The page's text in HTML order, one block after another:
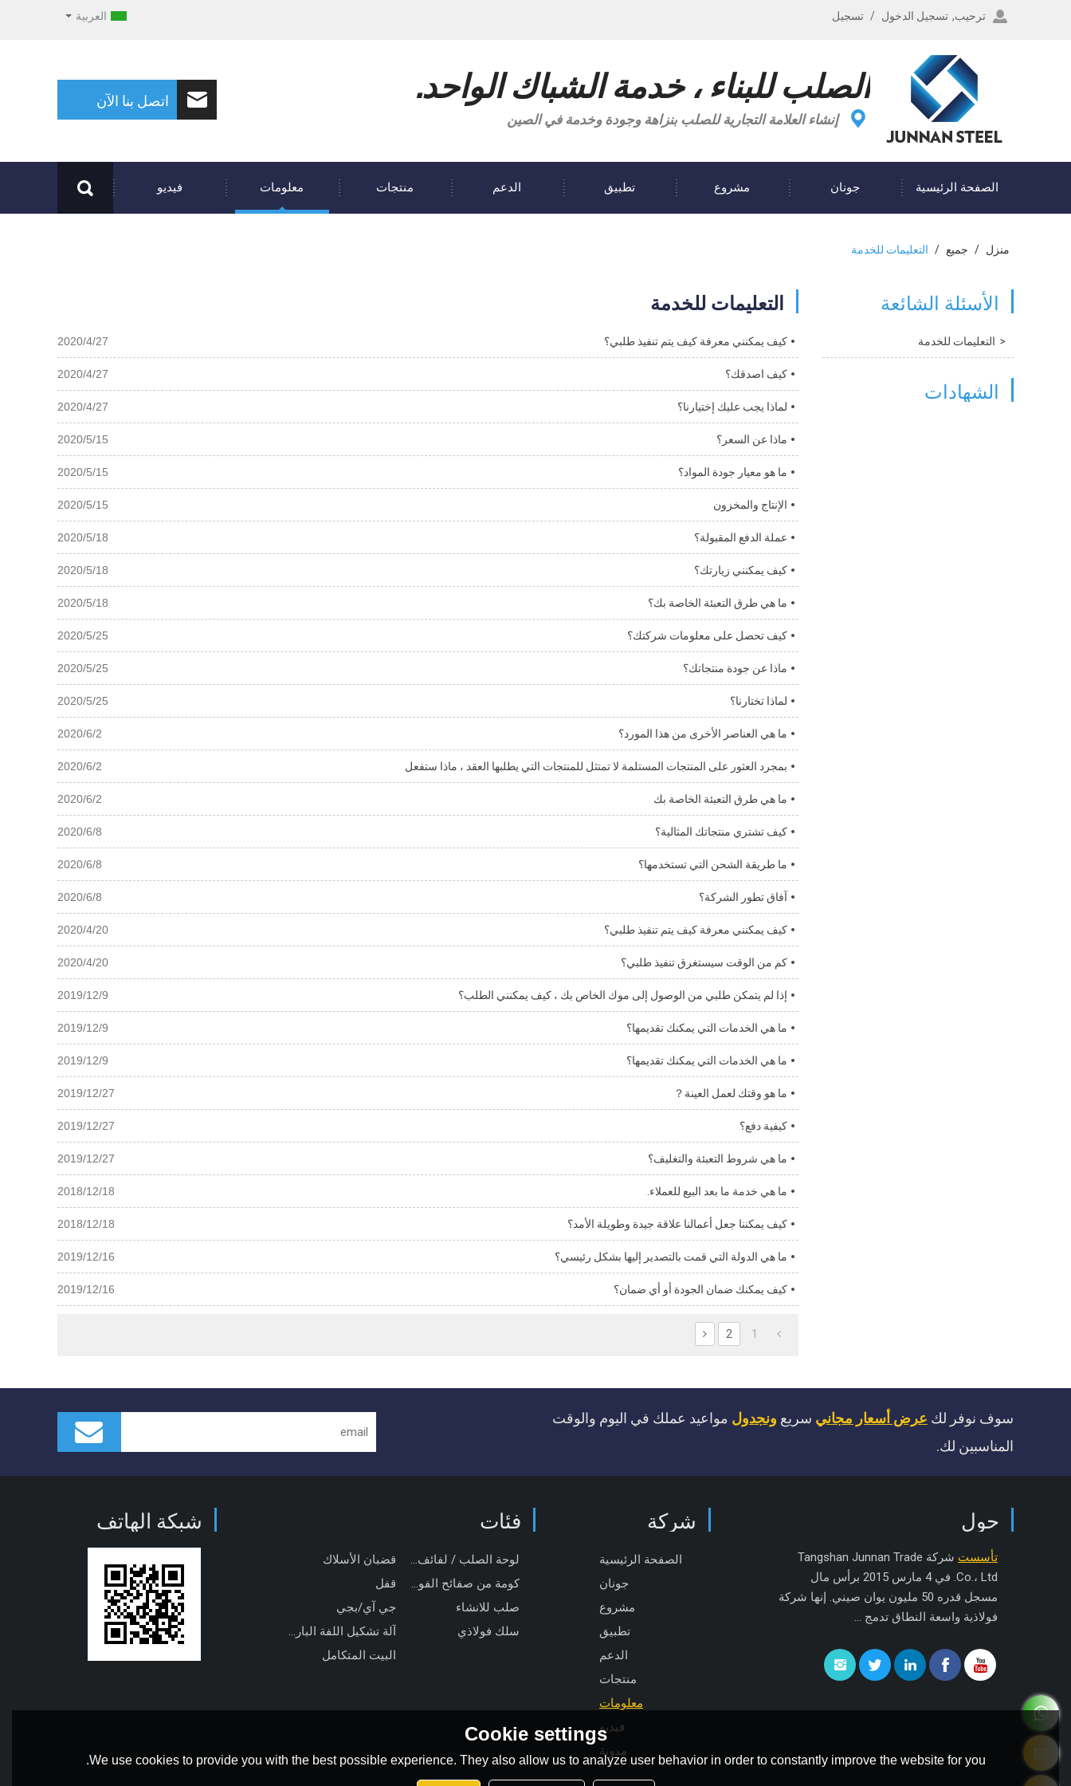
ترحيب, تسجيل الدخول / تسجيل العربية
الصلب للبناء ، خدمة الشباك الواحد.
إنشاء العلامة التجارية للصلب بنزاهة وجودة وخدمة في الصين
اتصل بنا الآن
الصفحة الرئيسية جونان مشروع تطبيق الدعم منتجات معلومات فيديو
منزل / جميع / التعليمات للخدمة
الأسئلة الشائعة
التعليمات للخدمة
الشهادات
التعليمات للخدمة
كيف يمكنني معرفة كيف يتم تنفيذ طلبي؟ 2020/4/27
كيف اصدقك؟ 2020/4/27
لماذا يجب عليك إختيارنا؟ 2020/4/27
ماذا عن السعر؟ 2020/5/15
ما هو معيار جودة المواد؟ 2020/5/15
الإنتاج والمخزون 2020/5/15
عملة الدفع المقبولة؟ 2020/5/18
كيف يمكنني زيارتك؟ 2020/5/18
ما هي طرق التعبئة الخاصة بك؟ 2020/5/18
كيف تحصل على معلومات شركتك؟ 2020/5/25
ماذا عن جودة منتجاتك؟ 2020/5/25
لماذا تختارنا؟ 2020/5/25
ما هي العناصر الأخرى من هذا المورد؟ 2020/6/2
بمجرد العثور على المنتجات المستلمة لا تمتثل للمنتجات التي يطلبها العقد ، ماذا ستفعل 2020/6/2
ما هي طرق التعبئة الخاصة بك 2020/6/2
كيف تشتري منتجاتك المثالية؟ 2020/6/8
ما طريقة الشحن التي تستخدمها؟ 2020/6/8
آفاق تطور الشركة؟ 2020/6/8
كيف يمكنني معرفة كيف يتم تنفيذ طلبي؟ 2020/4/20
كم من الوقت سيستغرق تنفيذ طلبي؟ 2020/4/20
إذا لم يتمكن طلبي من الوصول إلى موك الخاص بك ، كيف يمكنني الطلب؟ 2019/12/9
ما هي الخدمات التي يمكنك تقديمها؟ 2019/12/9
ما هي الخدمات التي يمكنك تقديمها؟ 2019/12/9
ما هو وقتك لعمل العينة？ 2019/12/27
كيفية دفع؟ 2019/12/27
ما هي شروط التعبئة والتغليف؟ 2019/12/27
ما هي خدمة ما بعد البيع للعملاء. 2018/12/18
كيف يمكننا جعل أعمالنا علاقة جيدة وطويلة الأمد؟ 2018/12/18
ما هي الدولة التي قمت بالتصدير إليها بشكل رئيسي؟ 2019/12/16
كيف يمكنك ضمان الجودة أو أي ضمان؟ 2019/12/16
1
2
سوف نوفر لك عرض أسعار مجاني سريع ونجدول مواعيد عملك في اليوم والوقت
المناسبين لك.
حول
تأسست
شركة Tangshan Junnan Trade
Co.، Ltd. في 4 مارس 2015 برأس مال
مسجل قدره 50 مليون يوان صيني. إنها شركة
فولاذية واسعة النطاق تدمج ...
شركة
الصفحة الرئيسية
جونان
مشروع
تطبيق
الدعم
منتجات
معلومات
فيديو
مدونة
فئات
قضبان الأسلاك
لوحة الصلب / لفائف / قطاع
قفل
كومة من صفائح الفولاذ
جي آي/بجي
صلب للانشاء
آلة تشكيل اللفة الباردة
سلك فولاذي
البيت المتكامل
شبكة الهاتف
Cookie settings
We use cookies to provide you with the best possible experience. They also allow us to analyze user behavior in order to constantly improve the website for you.